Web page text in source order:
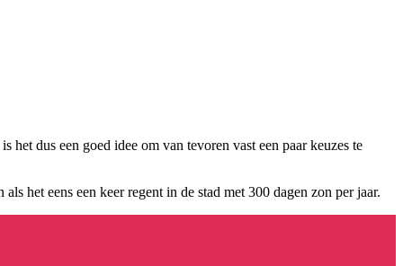
dus een goed idee om van tevoren vast een paar keuzes te
het eens een keer regent in de stad met 300 dagen zon per jaar.